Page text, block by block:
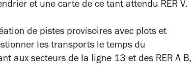
et une carte de ce tant attendu RER V.
de pistes provisoires avec plots et
les transports le temps du
aux secteurs de la ligne 13 et des RER A B,